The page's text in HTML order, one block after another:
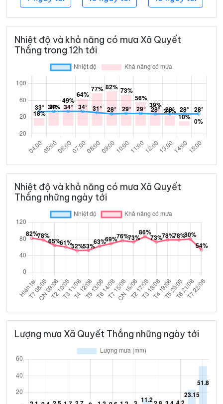
Nhiệt độ và khả năng có mưa Xã Quyết
Thắng trong 12h tới
Nhiệt độ và khả năng có mưa Xã Quyết
Thắng những ngày tới
Lượng mưa Xã Quyết Thắng những ngày tới